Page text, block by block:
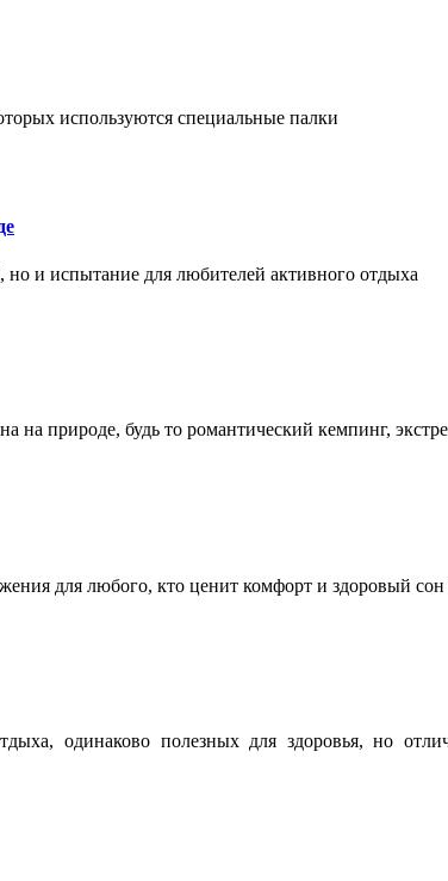
используются специальные палки
и испытание для любителей активного отдыха
на природе, будь то романтический кемпинг,
для любого, кто ценит комфорт и здоровый
одинаково полезных для здоровья, но